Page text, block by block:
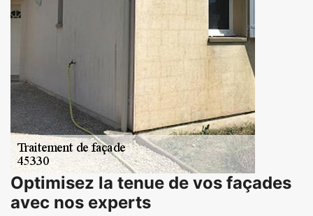
Optimisez la tenue de vos façades
avec nos experts